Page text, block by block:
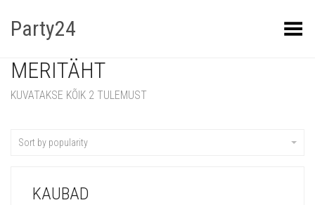
Party24 Kuva menüü
MERITÄHT
KUVATAKSE KÕIK 2 TULEMUST
Sort by popularity
KAUBAD